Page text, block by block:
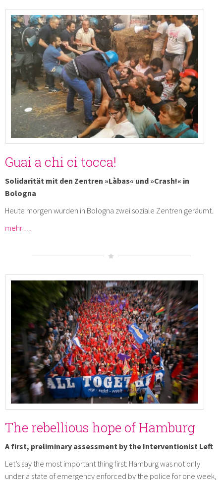
Guai a chi ci tocca!
Solidarität mit den Zentren »Làbas« und »Crash!« in
Bologna
Heute morgen wurden in Bologna zwei soziale Zentren geräumt.
mehr …
The rebellious hope of Hamburg
A first, preliminary assessment by the Interventionist Left
Let’s say the most important thing first: Hamburg was not only
under a state of emergency enforced by the police for one week,